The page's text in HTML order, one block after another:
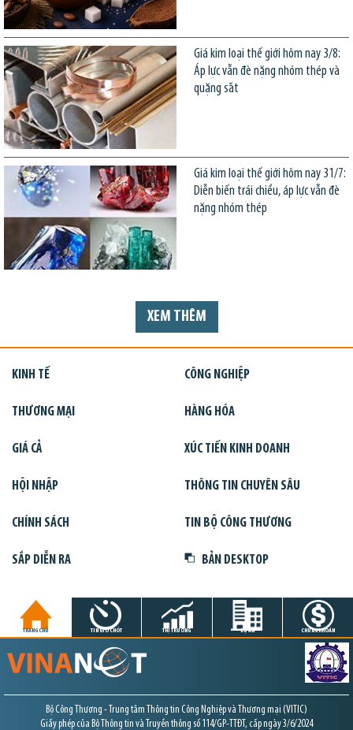
Giá kim loại thế giới hôm nay 3/8:
Áp lực vẫn đè nặng nhóm thép và
quặng sắt
Giá kim loại thế giới hôm nay 31/7:
Diễn biến trái chiều, áp lực vẫn đè
nặng nhóm thép
XEM THÊM
KINH TẾ CÔNG NGHIỆP
THƯƠNG MẠI HÀNG HÓA
GIÁ CẢ XÚC TIẾN KINH DOANH
HỘI NHẬP THÔNG TIN CHUYÊN SÂU
CHÍNH SÁCH TIN BỘ CÔNG THƯƠNG
SẮP DIỄN RA BẢN DESKTOP
TRANG CHỦ TIN GIỜ CHÓT THỊ TRƯỜNG DỰ ÁN CHỨNG KHOÁN
Bộ Công Thương - Trung tâm Thông tin Công Nghiệp và Thương mại (VITIC)
Giấy phép của Bộ Thông tin và Truyền thông số 114/GP-TTĐT, cấp ngày 3/6/2024